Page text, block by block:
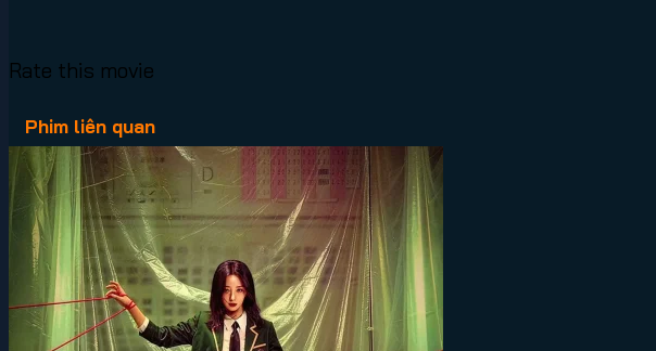
Rate this movie
Phim liên quan